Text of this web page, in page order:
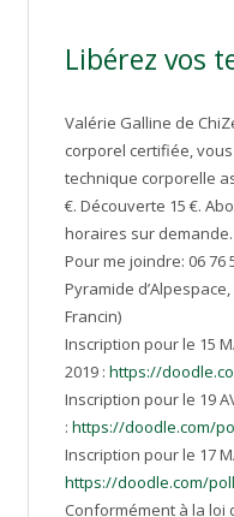
Libérez vos
Valérie Galline de
corporel certifiée,
technique corporelle
€. Découverte 15 €.
horaires sur demande.
Pour me joindre: 06 76
Pyramide
Francin)
Inscription pour le 15
2019 : https://
Inscription pour le 19
: https://doodle.com/
Inscription pour le 17
https://doodle.com/
Conformément à la loi